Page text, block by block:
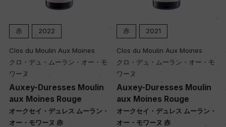
赤 2022
Clos du Moulin Aux Moines
クロ・デュ・ムーラン・オー・モ
ワーヌ
Auxey-Duresses Moulin
aux Moines Rouge
オークセイ・デュレス ムーラン・
オー・モワーヌ 赤
赤 2021
Clos du Moulin Aux Moines
クロ・デュ・ムーラン・オー・モ
ワーヌ
Auxey-Duresses Moulin
aux Moines Rouge
オークセイ・デュレス ムーラン・
オー・モワーヌ 赤